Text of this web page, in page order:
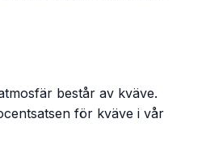
består av kväve.
för kväve i vår